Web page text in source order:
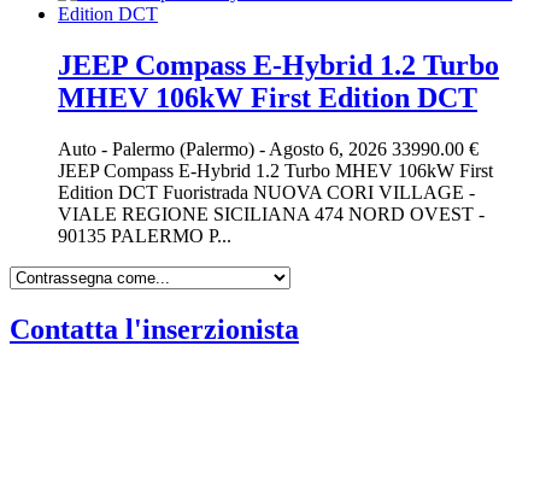
JEEP Compass E-Hybrid 1.2 Turbo
MHEV 106kW First Edition DCT
Auto - Palermo (Palermo) - Agosto 6, 2026 33990.00 €
JEEP Compass E-Hybrid 1.2 Turbo MHEV 106kW First
Edition DCT Fuoristrada NUOVA CORI VILLAGE -
VIALE REGIONE SICILIANA 474 NORD OVEST -
90135 PALERMO P...
Contatta l'inserzionista